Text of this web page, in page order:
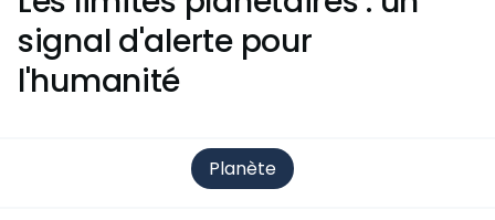
d'Ariane
signal d'alerte pour
l'humanité
Planète